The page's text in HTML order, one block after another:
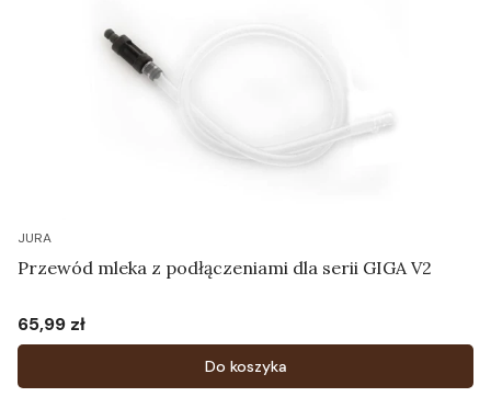
JURA
Przewód mleka z podłączeniami dla serii GIGA V2
Cena
65,99 zł
Do koszyka